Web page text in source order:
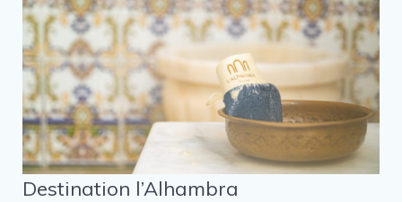
Destination l’Alhambra